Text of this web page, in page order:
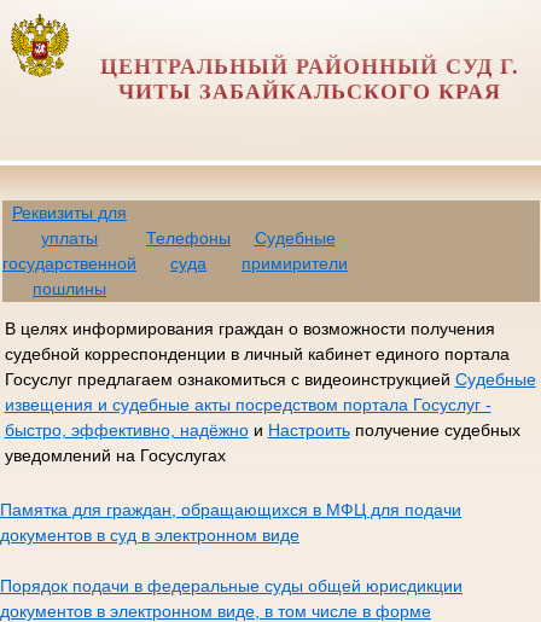
ЦЕНТРАЛЬНЫЙ РАЙОННЫЙ СУД Г.
ЧИТЫ ЗАБАЙКАЛЬСКОГО КРАЯ
Реквизиты для
уплаты
государственной
пошлины
Телефоны
суда
Судебные
примирители
В целях информирования граждан о возможности получения
судебной корреспонденции в личный кабинет единого портала
Госуслуг предлагаем ознакомиться с видеоинструкцией Судебные
извещения и судебные акты посредством портала Госуслуг -
быстро, эффективно, надёжнои Настроитьполучение судебных
уведомлений на Госуслугах
Памятка для граждан, обращающихся в МФЦ для подачи
документов в суд в электронном виде
Порядок подачи в федеральные суды общей юрисдикции
документов в электронном виде, в том числе в форме